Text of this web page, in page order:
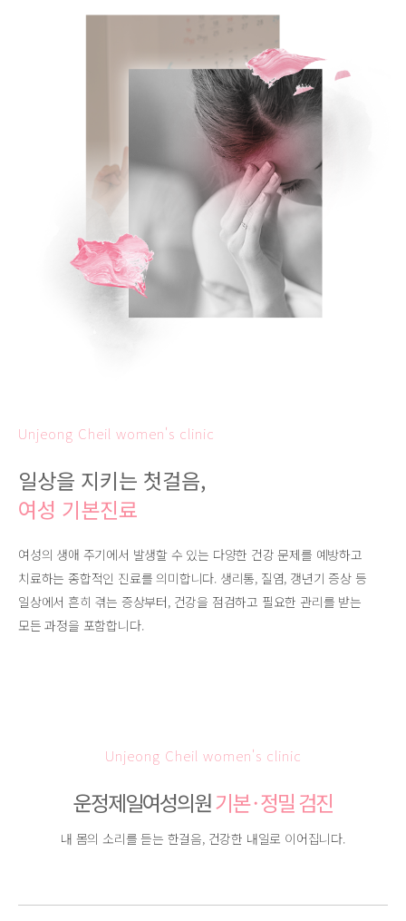
Unjeong Cheil women's clinic
일상을 지키는 첫걸음,
여성 기본진료
여성의 생애 주기에서 발생할 수 있는 다양한 건강 문제를 예방하고
치료하는 종합적인 진료를 의미합니다. 생리통, 질염, 갱년기 증상 등
일상에서 흔히 겪는 증상부터, 건강을 점검하고 필요한 관리를 받는
모든 과정을 포함합니다.
Unjeong Cheil women's clinic
운정제일여성의원기본 · 정밀 검진
내 몸의 소리를 듣는 한걸음, 건강한 내일로 이어집니다.